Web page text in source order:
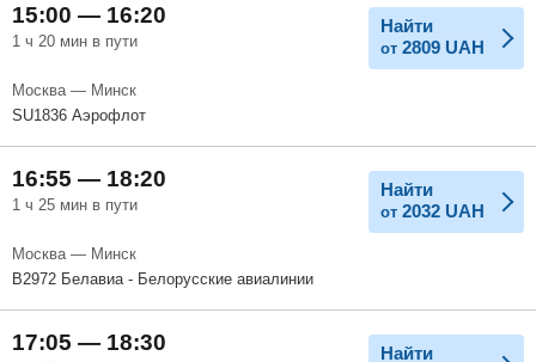
15:00 — 16:20
1 ч 20 мин в пути
Найти
от 2809 UAH
Москва — Минск
SU1836 Аэрофлот
16:55 — 18:20
1 ч 25 мин в пути
Найти
от 2032 UAH
Москва — Минск
B2972 Белавиа - Белорусские авиалинии
17:05 — 18:30 Найти